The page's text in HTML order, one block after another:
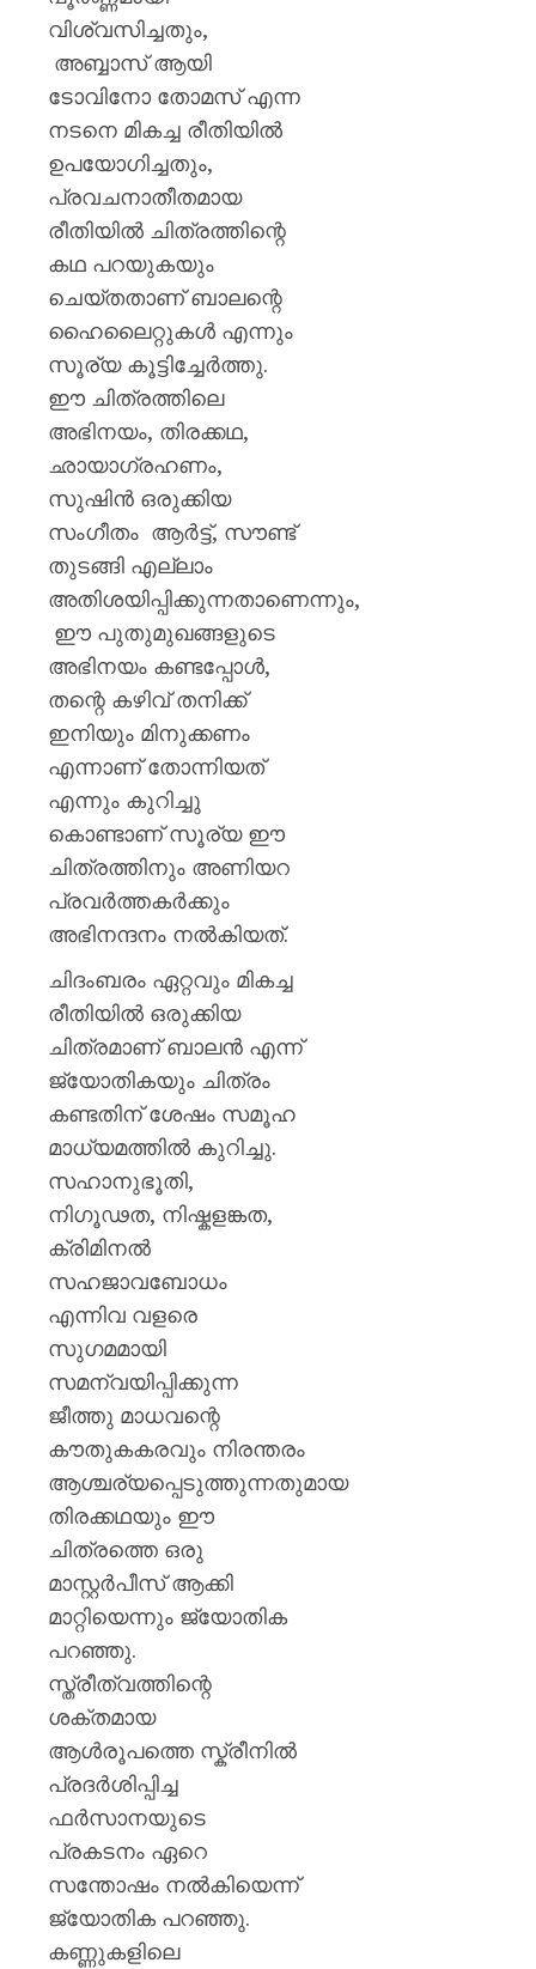
വിശ്വസിച്ചതും,
അബ്ബാസ് ആയി
ടോവിനോ തോമസ് എന്ന
നടനെ മികച്ച രീതിയിൽ
ഉപയോഗിച്ചതും,
പ്രവചനാതീതമായ
രീതിയിൽ ചിത്രത്തിന്റെ
കഥ പറയുകയും
ചെയ്തതാണ് ബാലന്റെ
ഹൈലൈറ്റുകൾ എന്നും
സൂര്യ കൂട്ടിച്ചേർത്തു.
ഈ ചിത്രത്തിലെ
അഭിനയം, തിരക്കഥ,
ഛായാഗ്രഹണം,
സുഷിൻ ഒരുക്കിയ
സംഗീതം ആർട്ട്, സൗണ്ട്
തുടങ്ങി എല്ലാം
അതിശയിപ്പിക്കുന്നതാണെന്നും,
ഈ പുതുമുഖങ്ങളുടെ
അഭിനയം കണ്ടപ്പോൾ,
തന്റെ കഴിവ് തനിക്ക്
ഇനിയും മിനുക്കണം
എന്നാണ് തോന്നിയത്
എന്നും കുറിച്ചു
കൊണ്ടാണ് സൂര്യ ഈ
ചിത്രത്തിനും അണിയറ
പ്രവർത്തകർക്കും
അഭിനന്ദനം നൽകിയത്.
ചിദംബരം ഏറ്റവും മികച്ച
രീതിയിൽ ഒരുക്കിയ
ചിത്രമാണ് ബാലൻ എന്ന്
ജ്യോതികയും ചിത്രം
കണ്ടതിന് ശേഷം സമൂഹ
മാധ്യമത്തിൽ കുറിച്ചു.
സഹാനുഭൂതി,
നിഗൂഢത, നിഷ്കളങ്കത,
ക്രിമിനൽ
സഹജാവബോധം
എന്നിവ വളരെ
സുഗമമായി
സമന്വയിപ്പിക്കുന്ന
ജീത്തു മാധവന്റെ
കൗതുകകരവും നിരന്തരം
ആശ്ചര്യപ്പെടുത്തുന്നതുമായ
തിരക്കഥയും ഈ
ചിത്രത്തെ ഒരു
മാസ്റ്റർപീസ് ആക്കി
മാറ്റിയെന്നും ജ്യോതിക
പറഞ്ഞു.
സ്ത്രീത്വത്തിന്റെ
ശക്തമായ
ആൾരൂപത്തെ സ്ക്രീനിൽ
പ്രദർശിപ്പിച്ച
ഫർസാനയുടെ
പ്രകടനം ഏറെ
സന്തോഷം നൽകിയെന്ന്
ജ്യോതിക പറഞ്ഞു.
കണ്ണുകളിലെ